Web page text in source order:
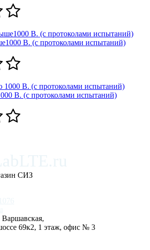
В. (с протоколами испытаний)
В. (с протоколами испытаний)
СИЗ
69к2, 1 этаж, офис № 3